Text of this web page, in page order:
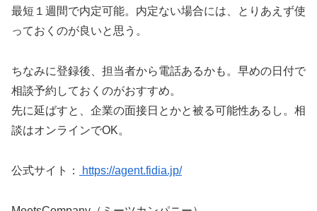
最短１週間で内定可能。内定ない場合には、とりあえず使
っておくのが良いと思う。
ちなみに登録後、担当者から電話あるかも。早めの日付で
相談予約しておくのがおすすめ。
先に延ばすと、企業の面接日とかと被る可能性あるし。相
談はオンラインでOK。
公式サイト： https://agent.fidia.jp/